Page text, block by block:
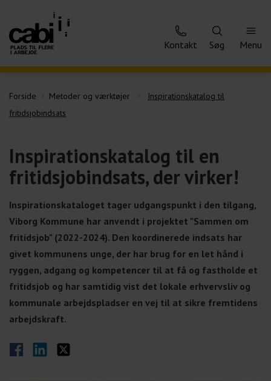
Kontakt Søg Menu
Forside Metoder og værktøjer
Inspirationskatalog til
fritidsjobindsats
Inspirationskatalog til en
fritidsjobindsats, der virker!
Inspirationskataloget tager udgangspunkt i den tilgang,
Viborg Kommune har anvendt i projektet "Sammen om
fritidsjob" (2022-2024). Den koordinerede indsats har
givet kommunens unge, der har brug for en let hånd i
ryggen, adgang og kompetencer til at få og fastholde et
fritidsjob og har samtidig vist det lokale erhvervsliv og
kommunale arbejdspladser en vej til at sikre fremtidens
arbejdskraft.
Del på Facebook
Del på LinkedIn
Del på Twitter